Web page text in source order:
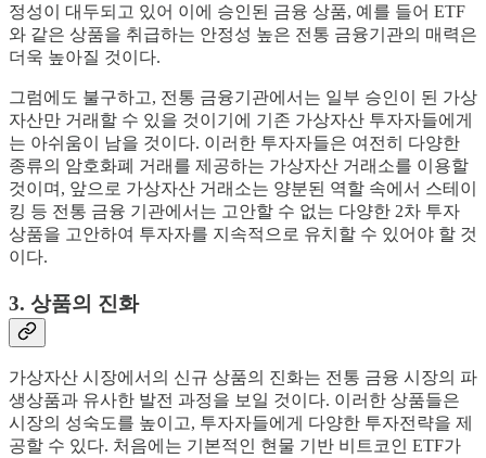
정성이 대두되고 있어 이에 승인된 금융 상품, 예를 들어 ETF
와 같은 상품을 취급하는 안정성 높은 전통 금융기관의 매력은
더욱 높아질 것이다.
그럼에도 불구하고, 전통 금융기관에서는 일부 승인이 된 가상
자산만 거래할 수 있을 것이기에 기존 가상자산 투자자들에게
는 아쉬움이 남을 것이다. 이러한 투자자들은 여전히 다양한
종류의 암호화폐 거래를 제공하는 가상자산 거래소를 이용할
것이며, 앞으로 가상자산 거래소는 양분된 역할 속에서 스테이
킹 등 전통 금융 기관에서는 고안할 수 없는 다양한 2차 투자
상품을 고안하여 투자자를 지속적으로 유치할 수 있어야 할 것
이다.
3. 상품의 진화
가상자산 시장에서의 신규 상품의 진화는 전통 금융 시장의 파
생상품과 유사한 발전 과정을 보일 것이다. 이러한 상품들은
시장의 성숙도를 높이고, 투자자들에게 다양한 투자전략을 제
공할 수 있다. 처음에는 기본적인 현물 기반 비트코인 ETF가